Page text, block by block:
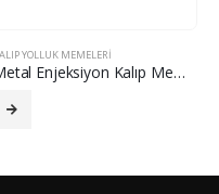
YOLLUK MEMELERI
Metal Enjeksiyon Kalıp Memesi